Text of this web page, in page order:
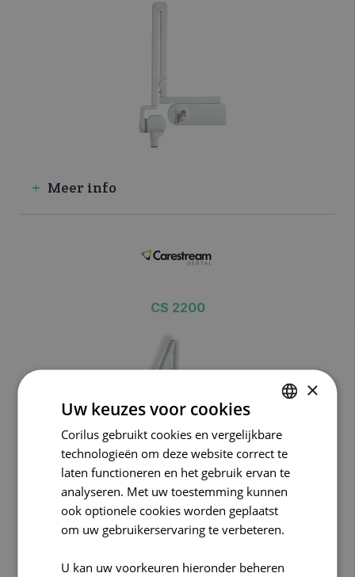
Meer info
CS 2200
Meer info
DUTCH
FRENCH
×
Uw keuzes voor cookies
Corilus gebruikt cookies en vergelijkbare
technologieën om deze website correct te
laten functioneren en het gebruik ervan te
analyseren. Met uw toestemming kunnen
ook optionele cookies worden geplaatst
om uw gebruikerservaring te verbeteren.
U kan uw voorkeuren hieronder beheren